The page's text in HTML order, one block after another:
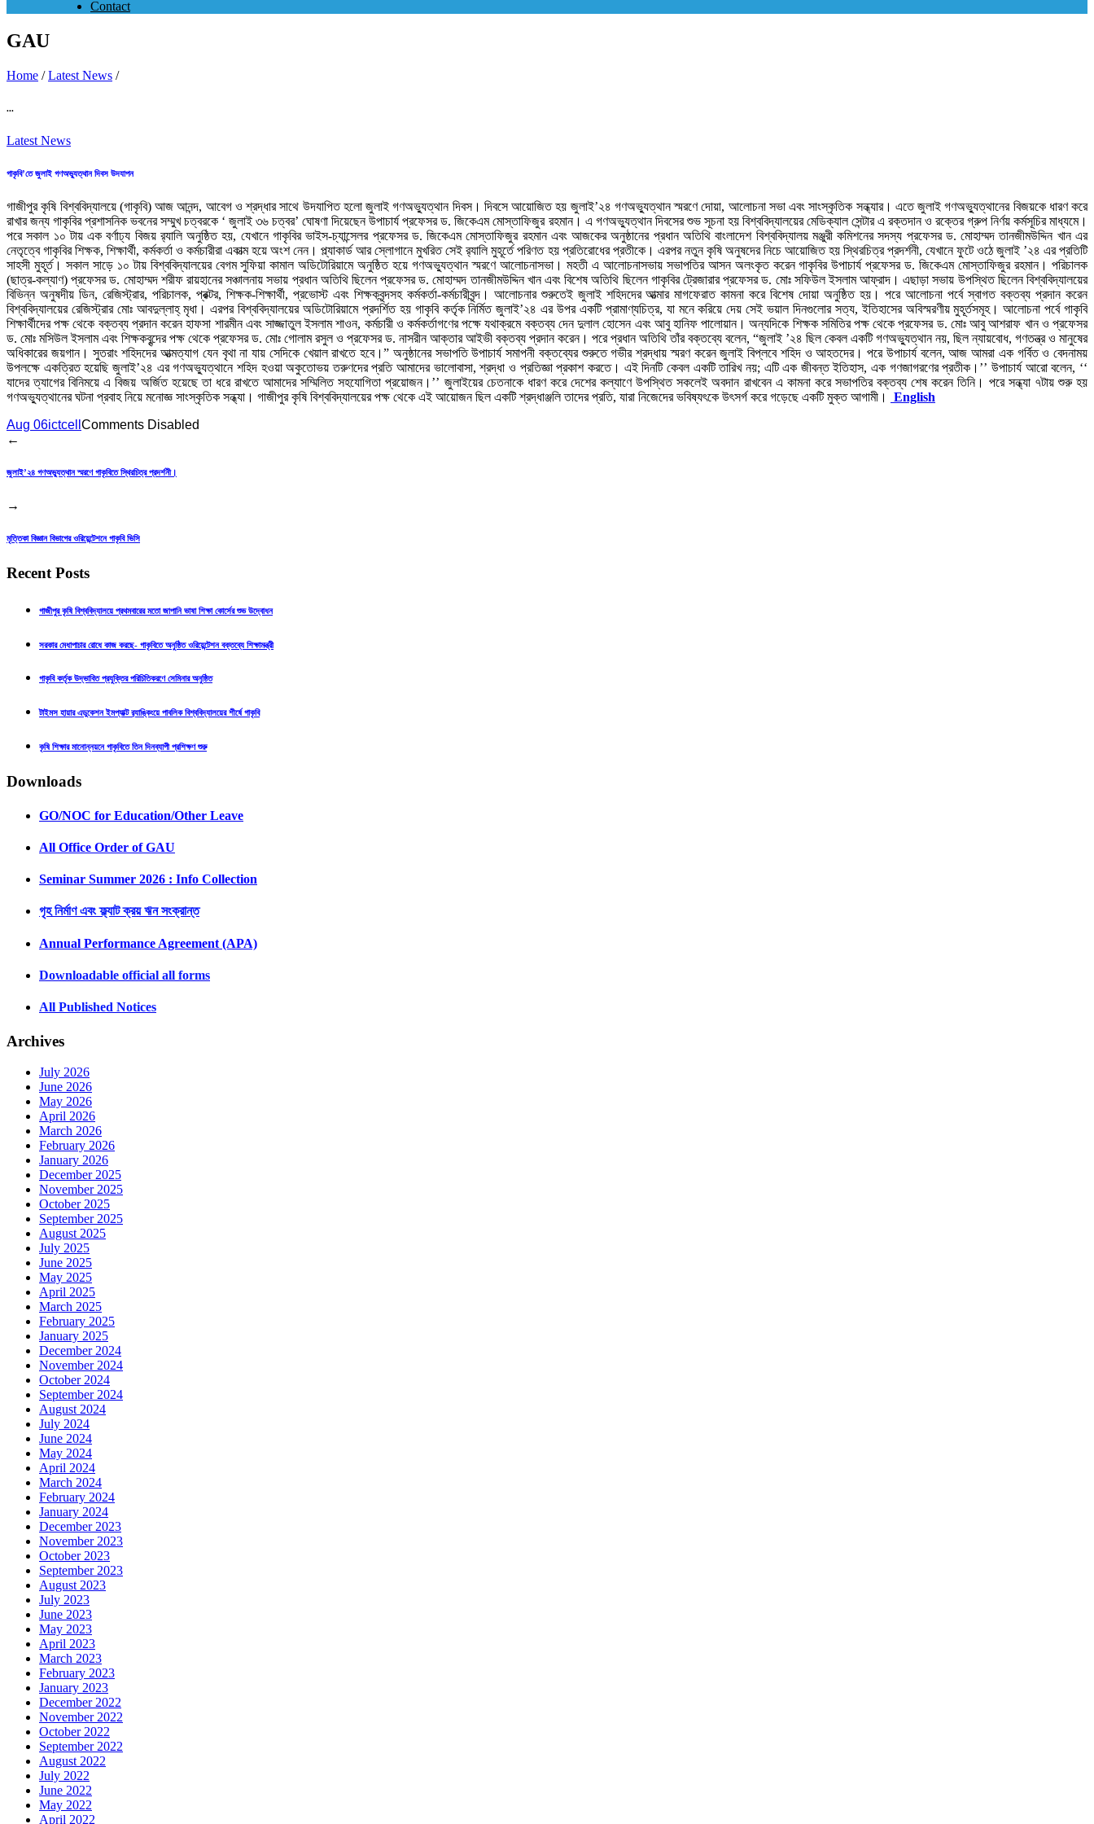
Contact
GAU
Home /Latest News /
...
Latest News
গাকৃবি’তে জুলাই গণঅভ্যুত্থান দিবস উদযাপন
গাজীপুর কৃষি বিশ্ববিদ্যালয়ে (গাকৃবি) আজ আনন্দ, আবেগ ও শ্রদ্ধার সাথে উদযাপিত হলো জুলাই গণঅভ্যুত্থান দিবস। দিবসে আয়োজিত হয় জুলাই’২৪ গণঅভ্যুত্থান স্মরণে দোয়া, আলোচনা সভা এবং সাংস্কৃতিক সন্ধ্যার। এতে জুলাই গণঅভ্যুত্থানের বিজয়কে ধারণ করে
রাখার জন্য গাকৃবির প্রশাসনিক ভবনের সম্মুখ চত্বরকে ‘ জুলাই ৩৬ চত্বর’ ঘোষণা দিয়েছেন উপাচার্য প্রফেসর ড. জিকেএম মোস্তাফিজুর রহমান। এ গণঅভ্যুত্থান দিবসের শুভ সূচনা হয় বিশ্ববিদ্যালয়ের মেডিক্যাল সেন্টার এ রক্তদান ও রক্তের গ্রুপ নির্ণয় কর্মসূচির মাধ্যমে।
পরে সকাল ১০ টায় এক বর্ণাঢ্য বিজয় র‌্যালি অনুষ্ঠিত হয়, যেখানে গাকৃবির ভাইস-চ্যান্সেলর প্রফেসর ড. জিকেএম মোস্তাফিজুর রহমান এবং আজকের অনুষ্ঠানের প্রধান অতিথি বাংলাদেশ বিশ্ববিদ্যালয় মঞ্জুরী কমিশনের সদস্য প্রফেসর ড. মোহাম্মদ তানজীমউদ্দিন খান এর
নেতৃত্বে গাকৃবির শিক্ষক, শিক্ষার্থী, কর্মকর্তা ও কর্মচারীরা একাত্ম হয়ে অংশ নেন। প্ল্যাকার্ড আর স্লোগানে মুখরিত সেই র‌্যালি মুহূর্তে পরিণত হয় প্রতিরোধের প্রতীকে। এরপর নতুন কৃষি অনুষদের নিচে আয়োজিত হয় স্থিরচিত্র প্রদর্শনী, যেখানে ফুটে ওঠে জুলাই ’২৪ এর প্রতিটি
সাহসী মুহূর্ত। সকাল সাড়ে ১০ টায় বিশ্ববিদ্যালয়ের বেগম সুফিয়া কামাল অডিটোরিয়ামে অনুষ্ঠিত হয়ে গণঅভ্যুত্থান স্মরণে আলোচনাসভা। মহতী এ আলোচনাসভায় সভাপতির আসন অলংকৃত করেন গাকৃবির উপাচার্য প্রফেসর ড. জিকেএম মোস্তাফিজুর রহমান। পরিচালক
(ছাত্র-কল্যাণ) প্রফেসর ড. মোহাম্মদ শরীফ রায়হানের সঞ্চালনায় সভায় প্রধান অতিথি ছিলেন প্রফেসর ড. মোহাম্মদ তানজীমউদ্দিন খান এবং বিশেষ অতিথি ছিলেন গাকৃবির ট্রেজারার প্রফেসর ড. মোঃ সফিউল ইসলাম আফ্রাদ। এছাড়া সভায় উপস্থিত ছিলেন বিশ্ববিদ্যালয়ের
বিভিন্ন অনুষদীয় ডিন, রেজিস্ট্রার, পরিচালক, প্রক্টর, শিক্ষক-শিক্ষার্থী, প্রভোস্ট এবং শিক্ষকবৃন্দসহ কর্মকর্তা-কর্মচারীবৃন্দ। আলোচনার শুরুতেই জুলাই শহিদদের আত্মার মাগফেরাত কামনা করে বিশেষ দোয়া অনুষ্ঠিত হয়। পরে আলোচনা পর্বে স্বাগত বক্তব্য প্রদান করেন
বিশ্ববিদ্যালয়ের রেজিস্ট্রার মোঃ আবদুল্লাহ্ মৃধা। এরপর বিশ্ববিদ্যালয়ের অডিটোরিয়ামে প্রদর্শিত হয় গাকৃবি কর্তৃক নির্মিত জুলাই’২৪ এর উপর একটি প্রামাণ্যচিত্র, যা মনে করিয়ে দেয় সেই ভয়াল দিনগুলোর সত্য, ইতিহাসের অবিস্মরণীয় মুহূর্তসমূহ। আলোচনা পর্বে গাকৃবি
শিক্ষার্থীদের পক্ষ থেকে বক্তব্য প্রদান করেন হাফসা শারমীন এবং সাজ্জাতুল ইসলাম শাওন, কর্মচারী ও কর্মকর্তাগণের পক্ষে যথাক্রমে বক্তব্য দেন দুলাল হোসেন এবং আবু হানিফ পালোয়ান। অন্যদিকে শিক্ষক সমিতির পক্ষ থেকে প্রফেসর ড. মোঃ আবু আশরাফ খান ও প্রফেসর
ড. মোঃ মসিউল ইসলাম এবং শিক্ষকবৃন্দের পক্ষ থেকে প্রফেসর ড. মোঃ গোলাম রসুল ও প্রফেসর ড. নাসরীন আক্তার আইভী বক্তব্য প্রদান করেন। পরে প্রধান অতিথি তাঁর বক্তব্যে বলেন, “জুলাই ’২৪ ছিল কেবল একটি গণঅভ্যুত্থান নয়, ছিল ন্যায়বোধ, গণতন্ত্র ও মানুষের
অধিকারের জয়গান। সুতরাং শহিদদের আত্মত্যাগ যেন বৃথা না যায় সেদিকে খেয়াল রাখতে হবে।” অনুষ্ঠানের সভাপতি উপাচার্য সমাপনী বক্তব্যের শুরুতে গভীর শ্রদ্ধায় স্মরণ করেন জুলাই বিপ্লবে শহিদ ও আহতদের। পরে উপাচার্য বলেন, আজ আমরা এক গর্বিত ও বেদনাময়
উপলক্ষে একত্রিত হয়েছি জুলাই’২৪ এর গণঅভ্যুত্থানে শহিদ হওয়া অকুতোভয় তরুণদের প্রতি আমাদের ভালোবাসা, শ্রদ্ধা ও প্রতিজ্ঞা প্রকাশ করতে। এই দিনটি কেবল একটি তারিখ নয়; এটি এক জীবন্ত ইতিহাস, এক গণজাগরণের প্রতীক।’’ উপাচার্য আরো বলেন, ‘‘
যাদের ত্যাগের বিনিময়ে এ বিজয় অর্জিত হয়েছে তা ধরে রাখতে আমাদের সম্মিলিত সহযোগিতা প্রয়োজন।’’ জুলাইয়ের চেতনাকে ধারণ করে দেশের কল্যাণে উপস্থিত সকলেই অবদান রাখবেন এ কামনা করে সভাপতির বক্তব্য শেষ করেন তিনি। পরে সন্ধ্যা ৭টায় শুরু হয়
গণঅভ্যুত্থানের ঘটনা প্রবাহ নিয়ে মনোজ্ঞ সাংস্কৃতিক সন্ধ্যা। গাজীপুর কৃষি বিশ্ববিদ্যালয়ের পক্ষ থেকে এই আয়োজন ছিল একটি শ্রদ্ধাঞ্জলি তাদের প্রতি, যারা নিজেদের ভবিষ্যৎকে উৎসর্গ করে গড়েছে একটি মুক্ত আগামী।
English
Aug 06ictcell Comments Disabled
←
জুলাই’২৪ গণঅভ্যুত্থান স্মরণে গাকৃবিতে স্থিরচিত্র প্রদর্শনী।
→
মৃত্তিকা বিজ্ঞান বিভাগের ওরিয়েন্টেশনে গাকৃবি ভিসি
Recent Posts
গাজীপুর কৃষি বিশ্ববিদ্যালয়ে প্রথমবারের মতো জাপানি ভাষা শিক্ষা কোর্সের শুভ উদ্বোধন
সরকার মেধাপাচার রোধে কাজ করছে- গাকৃবিতে অনুষ্ঠিত ওরিয়েন্টেশন বক্তব্যে শিক্ষামন্ত্রী
গাকৃবি কর্তৃক উদ্ভাবিত প্রযুক্তির পরিচিতিকরণে সেমিনার অনুষ্ঠিত
টাইমস হায়ার এডুকেশন ইমপ্যাক্ট র‍্যাঙ্কিংয়ে পাবলিক বিশ্ববিদ্যালয়ের শীর্ষে গাকৃবি
কৃষি শিক্ষার মানোন্নয়নে গাকৃবিতে তিন দিনব্যাপী প্রশিক্ষণ শুরু
Downloads
GO/NOC for Education/Other Leave
All Office Order of GAU
Seminar Summer 2026 : Info Collection
গৃহ নির্মাণ এবং ফ্ল্যাট ক্রয় ঋন সংক্রান্ত
Annual Performance Agreement (APA)
Downloadable official all forms
All Published Notices
Archives
July 2026
June 2026
May 2026
April 2026
March 2026
February 2026
January 2026
December 2025
November 2025
October 2025
September 2025
August 2025
July 2025
June 2025
May 2025
April 2025
March 2025
February 2025
January 2025
December 2024
November 2024
October 2024
September 2024
August 2024
July 2024
June 2024
May 2024
April 2024
March 2024
February 2024
January 2024
December 2023
November 2023
October 2023
September 2023
August 2023
July 2023
June 2023
May 2023
April 2023
March 2023
February 2023
January 2023
December 2022
November 2022
October 2022
September 2022
August 2022
July 2022
June 2022
May 2022
April 2022